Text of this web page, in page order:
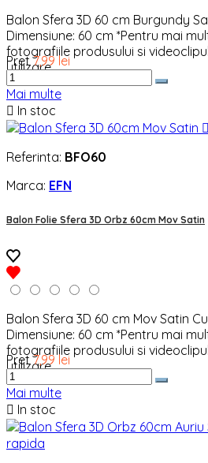
Balon Sfera 3D 60 cm Burgundy
Dimensiune: 60 cm *Pentru mai
fotografiile produsului si
utilizare.
Pret 7,99 lei
Mai multe
 In stoc

Referinta: BFO60
Marca: EFN
Balon Folie Sfera 3D Orbz 60cm Mov Satin
Balon Sfera 3D 60 cm Mov Satin
Dimensiune: 60 cm *Pentru mai
fotografiile produsului si
utilizare.
Pret 7,99 lei
Mai multe
 In stoc
rapida